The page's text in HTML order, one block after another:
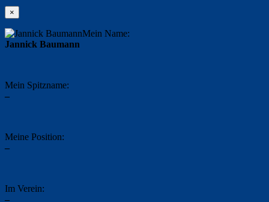
×
Mein Name:
Jannick Baumann
Mein Spitzname:
–
Meine Position:
–
Im Verein:
–